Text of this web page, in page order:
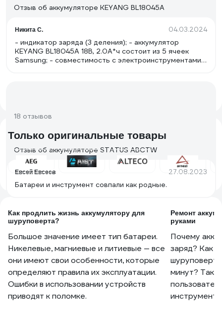
Отзыв об аккумуляторе KEYANG BL18045A
Никита С. 04.03.2024
- индикатор заряда (3 деления); - аккумулятор
KEYANG BL18045A 18В, 2.0А*ч состоит из 5 ячеек
Samsung; - совместимость с электроинструментами
18 отзывов
Отзыв об аккумуляторе STATUS ABCTW
Евсей Евсеев 27.08.2023
Батареи и инструмент совпали как родные.
Только оригинальные товары
Как продлить жизнь аккумулятору для
шуруповерта?
Большое значение имеет тип батареи.
Никелевые, магниевые и литиевые — все
они имеют свои особенности, которые
определяют правила их эксплуатации.
Ошибки в использовании устройств
приводят к поломке.
Ремонт
руками
Почему
заряд? Как
шуруповерт
минут?
инструмент